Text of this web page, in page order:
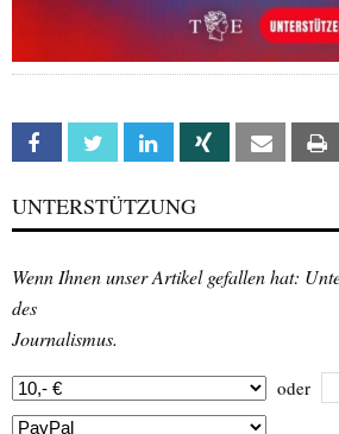
Facebook Twitter Linkedin Xing Email
UNTERSTÜTZUNG
Wenn Ihnen unser Artikel gefallen hat:
des
Journalismus.
oder